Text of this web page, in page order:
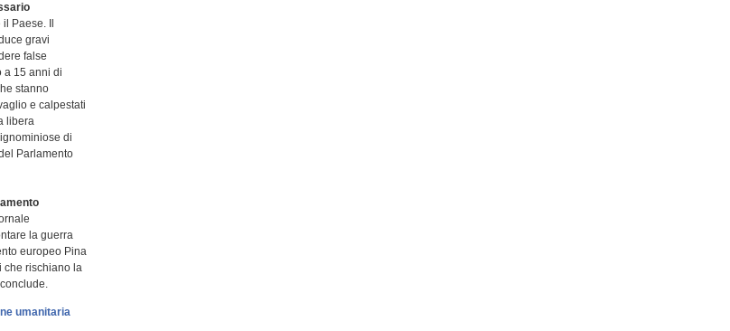
Paese. Il
gravi
false
a 15 anni di
stanno
e calpestati
libera
di
Parlamento
la guerra
europeo Pina
che rischiano la
umanitaria